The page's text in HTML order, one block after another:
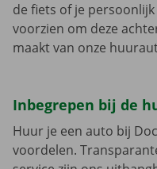
de fiets of je
voorzien om deze
maakt van onze
Inbegrepen bij de
Huur je een auto bij
voordelen.